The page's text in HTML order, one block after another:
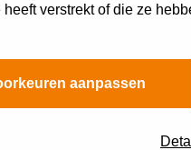
verstrekt of die ze
aanpassen